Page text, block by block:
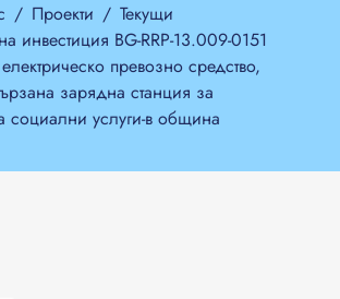
Проекти
Текущи
инвестиция BG-RRP-13.009-0151
превозно средство,
зарядна станция за
социални услуги-в община